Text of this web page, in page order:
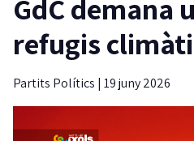
GdC demana
refugis
Partits Polítics | 19 juny 2026